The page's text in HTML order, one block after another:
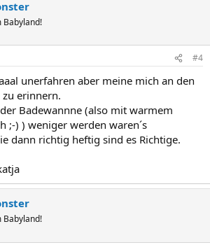
Babyland!
#4
unerfahren aber meine mich an den
zu erinnern.
Badewannne (also mit warmem
;-) ) weniger werden waren´s
dann richtig heftig sind es Richtige.
Babyland!